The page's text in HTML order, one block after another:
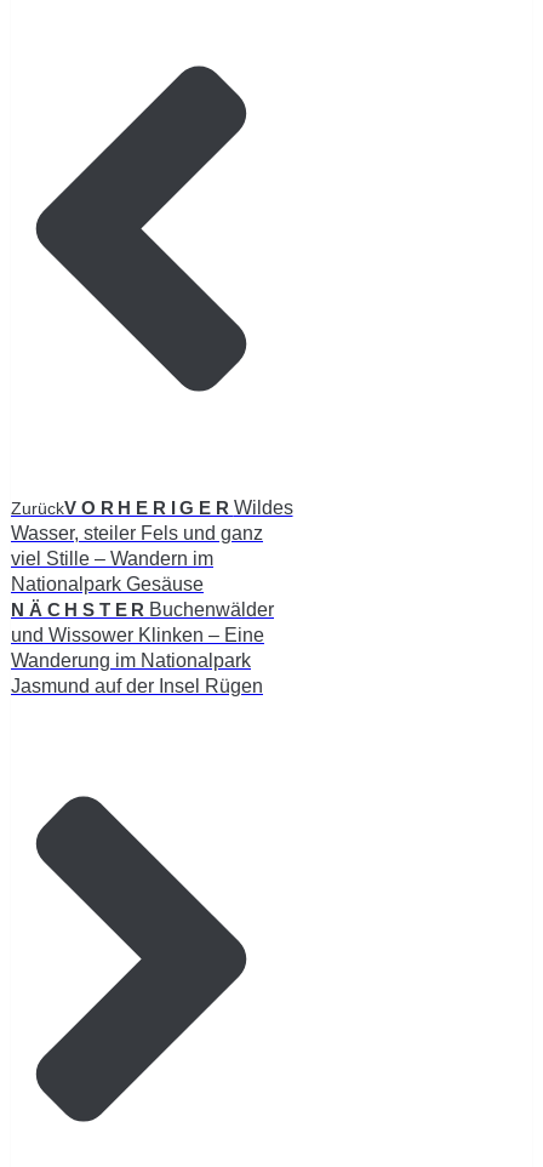
ZurückVORHERIGER Wildes
Wasser, steiler Fels und ganz
viel Stille – Wandern im
Nationalpark Gesäuse
NÄCHSTER Buchenwälder
und Wissower Klinken – Eine
Wanderung im Nationalpark
Jasmund auf der Insel Rügen